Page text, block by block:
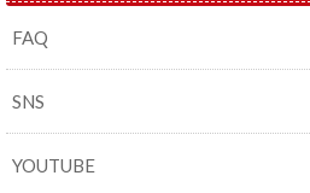
FAQ
SNS
YOUTUBE